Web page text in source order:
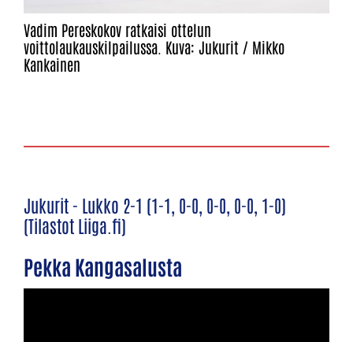
Vadim Pereskokov ratkaisi ottelun
voittolaukauskilpailussa. Kuva: Jukurit / Mikko
Kankainen
Jukurit - Lukko 2-1 (1-1, 0-0, 0-0, 0-0, 1-0)
(Tilastot Liiga.fi)
Pekka Kangasalusta